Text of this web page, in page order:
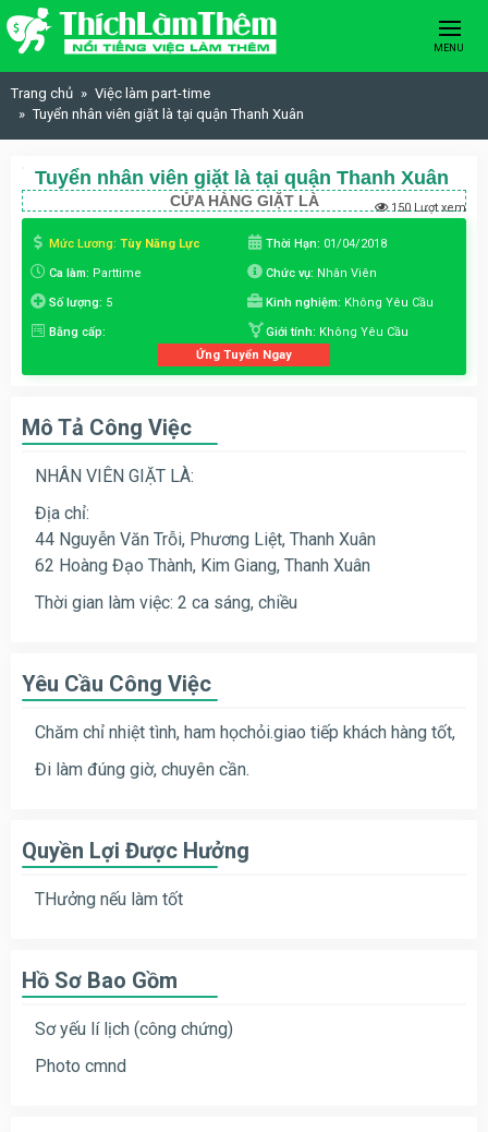
Skip to content
MENU
Trang chủ
Việc làm part-time
Tuyển nhân viên giặt là tại quận Thanh Xuân
Tuyển nhân viên giặt là tại quận Thanh Xuân
CỬA HÀNG GIẶT LÀ 150 Lượt xem
Mức Lương: Tùy Năng Lực Thời Hạn: 01/04/2018
Ca làm: Parttime Chức vụ: Nhân Viên
Số lượng: 5 Kinh nghiệm: Không Yêu Cầu
Bằng cấp: Giới tính: Không Yêu Cầu
Ứng Tuyển Ngay
Mô Tả Công Việc
NHÂN VIÊN GIẶT LÀ:
Địa chỉ:
44 Nguyễn Văn Trỗi, Phương Liệt, Thanh Xuân
62 Hoàng Đạo Thành, Kim Giang, Thanh Xuân
Thời gian làm việc: 2 ca sáng, chiều
Yêu Cầu Công Việc
Chăm chỉ nhiệt tình, ham họchỏi.giao tiếp khách hàng tốt,
Đi làm đúng giờ, chuyên cần.
Quyền Lợi Được Hưởng
THưởng nếu làm tốt
Hồ Sơ Bao Gồm
Sơ yếu lí lịch (công chứng)
Photo cmnd